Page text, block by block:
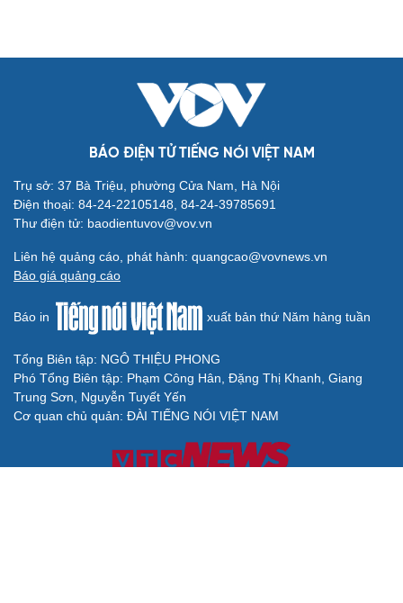
BÁO ĐIỆN TỬ TIẾNG NÓI VIỆT NAM
Trụ sở: 37 Bà Triệu, phường Cửa Nam, Hà Nội
Điện thoại: 84-24-22105148, 84-24-39785691
Thư điện tử: baodientuvov@vov.vn
Liên hệ quảng cáo, phát hành: quangcao@vovnews.vn
Báo giá quảng cáo
Báo in xuất bản thứ Năm hàng tuần
Tổng Biên tập: NGÔ THIỆU PHONG
Phó Tổng Biên tập: Phạm Công Hân, Đặng Thị Khanh, Giang
Trung Sơn, Nguyễn Tuyết Yến
Cơ quan chủ quản: ĐÀI TIẾNG NÓI VIỆT NAM